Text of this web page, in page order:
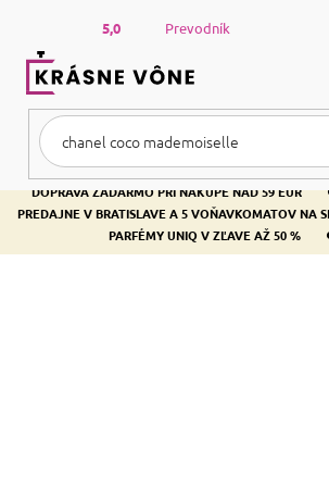
obsah
DOPRAVA ZADARMO PRI NÁKUPE NAD 59 EUR
PREDAJNE V BRATISLAVE A 5 VOŇAVKOMATOV NA
PARFÉMY UNIQ V ZĽAVE AŽ 50 %
5,0 Prevodník